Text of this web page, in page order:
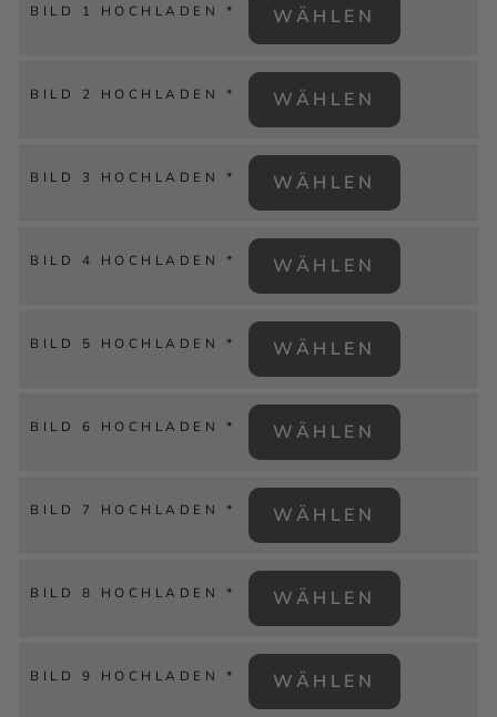
BILD 1 HOCHLADEN* WÄHLEN
BILD 2 HOCHLADEN* WÄHLEN
BILD 3 HOCHLADEN* WÄHLEN
BILD 4 HOCHLADEN* WÄHLEN
BILD 5 HOCHLADEN* WÄHLEN
BILD 6 HOCHLADEN* WÄHLEN
BILD 7 HOCHLADEN* WÄHLEN
BILD 8 HOCHLADEN* WÄHLEN
BILD 9 HOCHLADEN* WÄHLEN